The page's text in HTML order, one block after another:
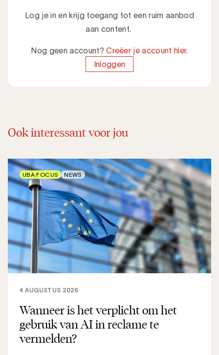
Log je in en krijg toegang tot een ruim aanbod
aan content.
Nog geen account?Creëer je account hier.
Inloggen
Ook interessant voor jou
Wanneer is het verplicht om het
gebruik van AI in reclame te
vermelden?
4 AUGUSTUS 2026
UBA FOCUS NEWS